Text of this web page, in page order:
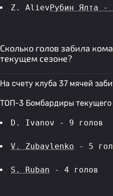
Z. AlievРубин Ялта -
Сколько голов забила
текущем сезоне?
На счету клуба 37 мячей
ТОП-3 Бомбардиры текущего
D. Ivanov - 9 голов
V. Zubavlenko - 5
S. Ruban - 4 голов